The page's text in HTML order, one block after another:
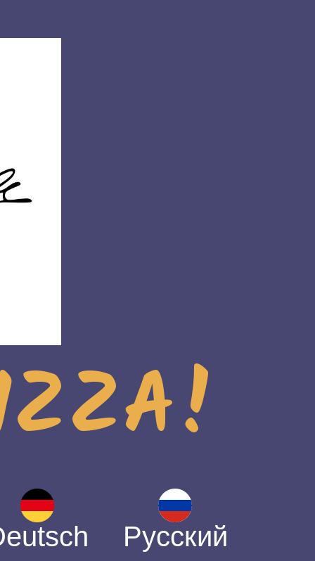
Русский